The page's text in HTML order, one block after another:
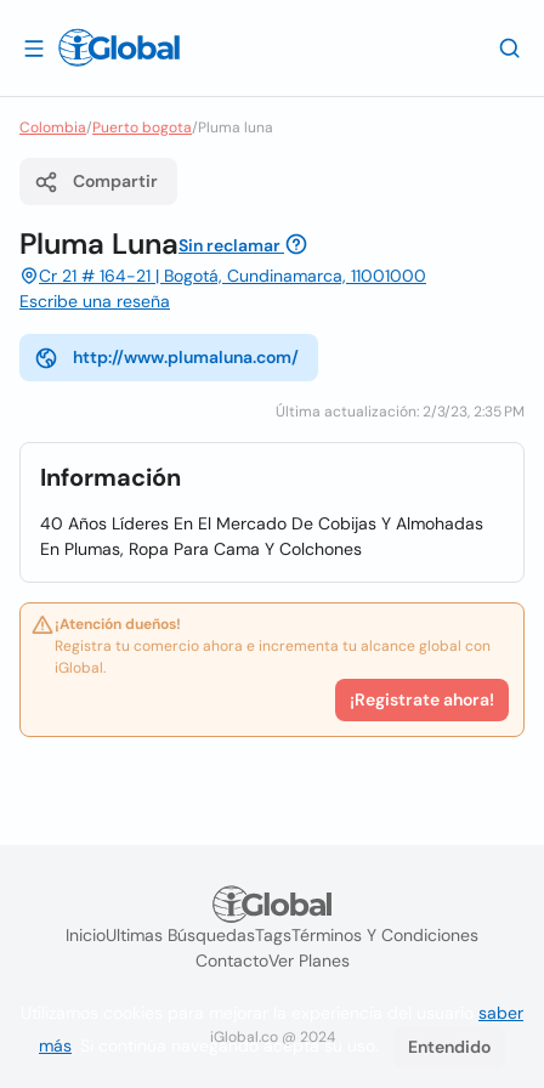
Colombia/Puerto bogota/Pluma luna
Compartir
Pluma LunaSin reclamar
Cr 21 # 164-21 | Bogotá, Cundinamarca, 11001000
Escribe una reseña
http://www.plumaluna.com/
Última actualización: 2/3/23, 2:35 PM
Información
40 Años Líderes En El Mercado De Cobijas Y Almohadas
En Plumas, Ropa Para Cama Y Colchones
¡Atención dueños!
Registra tu comercio ahora e incrementa tu alcance global con
iGlobal.
¡Registrate ahora!
InicioUltimas BúsquedasTagsTérminos Y Condiciones
ContactoVer Planes
iGlobal.co @ 2024
saber
más . Si continúa navegando acepta su uso. Entendido